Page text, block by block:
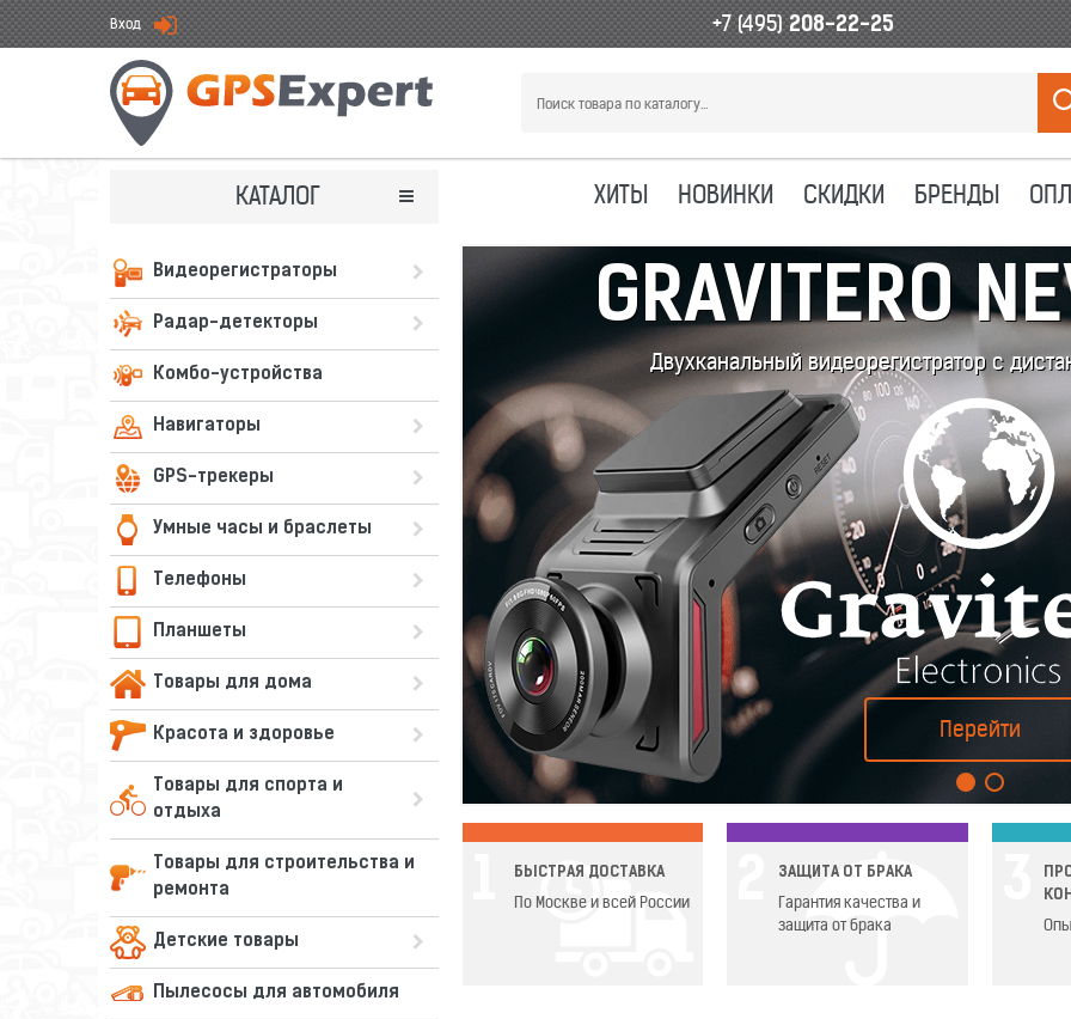
Вход +7 (495)208-22-25
КАТАЛОГ ХИТЫ НОВИНКИ СКИДКИ БРЕНДЫ
Видеорегистраторы
Радар-детекторы
Комбо-устройства
Навигаторы
GPS-трекеры
Умные часы и браслеты
Телефоны
Планшеты
Товары для дома
Красота и здоровье
Товары для спорта и
отдыха
Товары для строительства и
ремонта
Детские товары
Пылесосы для автомобиля
GRAVITERO
Двухканальный видеорегистратор с
Перейти
БЫСТРАЯ ДОСТАВКА
По Москве и всей России
ЗАЩИТА ОТ БРАКА
Гарантия качества и
защита от брака